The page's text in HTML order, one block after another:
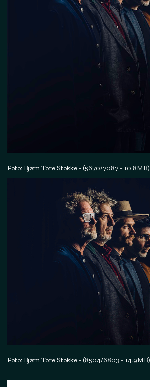
Foto: Bjørn Tore Stokke - (5670/7087 - 10.8MB)
Foto: Bjørn Tore Stokke - (8504/6803 - 14.9MB)